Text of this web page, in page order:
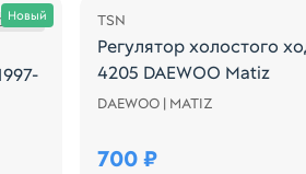
Новый
Лямбда-зонд
TSN
Регулятор холостого
4205 DAEWOO Matiz
Производитель: TSN
DAEWOO | MATIZ
700 ₽